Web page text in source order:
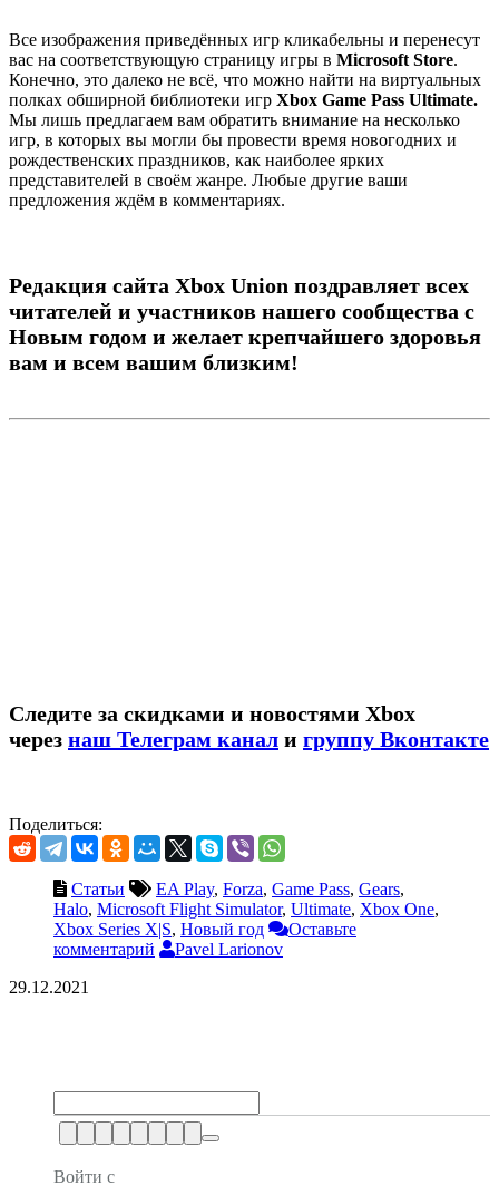
Все изображения приведённых игр кликабельны и перенесут
вас на соответствующую страницу игры в Microsoft Store.
Конечно, это далеко не всё, что можно найти на виртуальных
полках обширной библиотеки игр Xbox Game Pass Ultimate.
Мы лишь предлагаем вам обратить внимание на несколько
игр, в которых вы могли бы провести время новогодних и
рождественских праздников, как наиболее ярких
представителей в своём жанре. Любые другие ваши
предложения ждём в комментариях.
Редакция сайта Xbox Union поздравляет всех
читателей и участников нашего сообщества с
Новым годом и желает крепчайшего здоровья
вам и всем вашим близким!
Следите за скидками и новостями Xbox
через наш Телеграм канал и группу Вконтакте
Поделиться:
Статьи EA Play, Forza, Game Pass, Gears,
Halo, Microsoft Flight Simulator, Ultimate, Xbox One,
Xbox Series X|S, Новый год
Оставьте
комментарий
Pavel Larionov
29.12.2021
Войти с